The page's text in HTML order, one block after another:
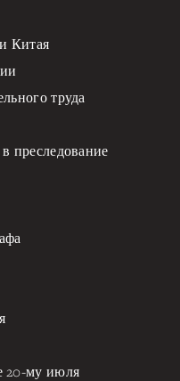
Китая
труда
преследование
20-му июля